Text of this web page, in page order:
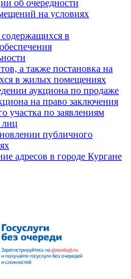
об очередности
на условиях
в
а также постановка на
в жилых помещениях
аукциона по продаже
на право заключения
участка по заявлениям
публичного
адресов в городе Кургане